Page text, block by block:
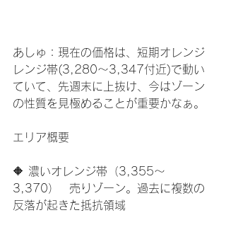
あしゅ：現在の価格は、短期オレンジ
レンジ帯(3,280〜3,347付近)で動い
ていて、先週末に上抜け、今はゾーン
の性質を見極めることが重要かなぁ。
エリア概要
🔶 濃いオレンジ帯（3,355〜
3,370）	売りゾーン。過去に複数の
反落が起きた抵抗領域